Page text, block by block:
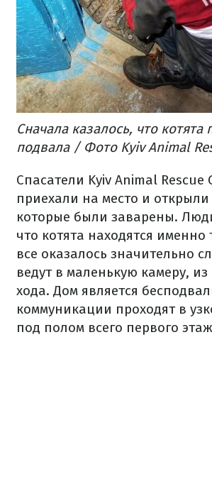
Сначала казалось, что котята
подвала / Фото Kyiv Animal
Спасатели Kyiv Animal Rescue
приехали на место и
которые были заварены.
что котята находятся именно
все оказалось значительно
ведут в маленькую камеру,
хода. Дом является
коммуникации проходят в
под полом всего первого